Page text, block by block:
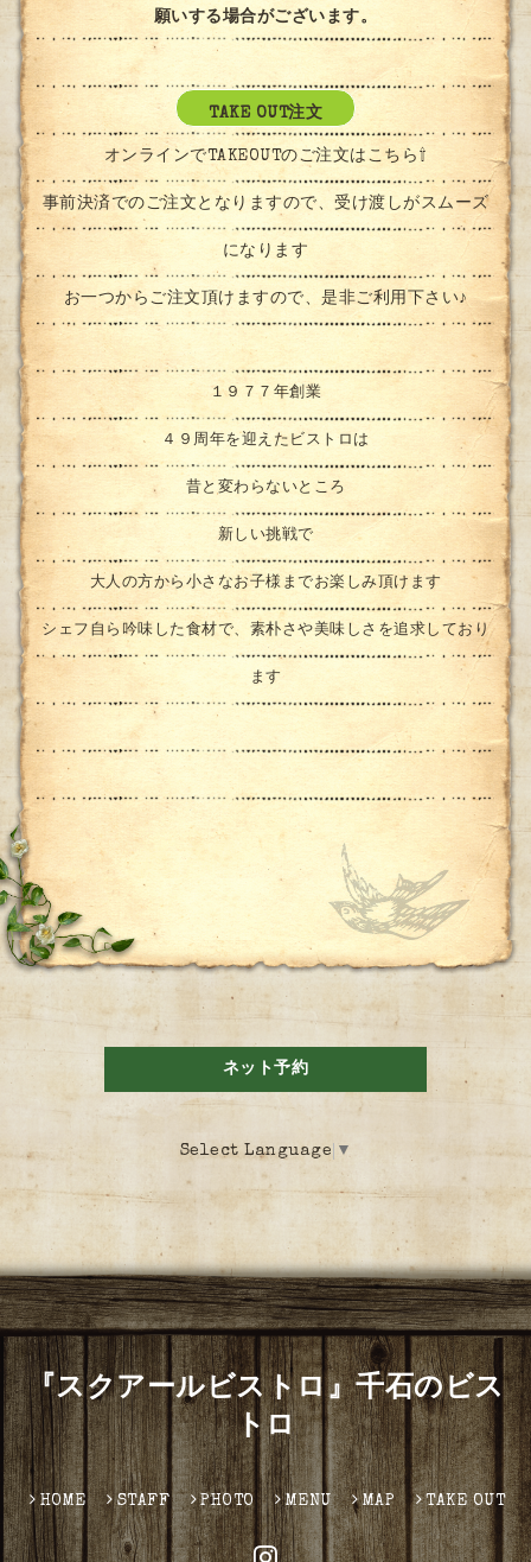
願いする場合がございます。
TAKE OUT注文
オンラインでTAKEOUTのご注文はこちら⇧
事前決済でのご注文となりますので、受け渡しがスムーズ
になります
お一つからご注文頂けますので、是非ご利用下さい♪
１９７７年創業
４９周年を迎えたビストロは
昔と変わらないところ
新しい挑戦で
大人の方から小さなお子様までお楽しみ頂けます
シェフ自ら吟味した食材で、素朴さや美味しさを追求しており
ます
ネット予約
Select Language ▼
『スクアールビストロ』千石のビス
トロ
HOME STAFF PHOTO MENU MAP TAKE OUT